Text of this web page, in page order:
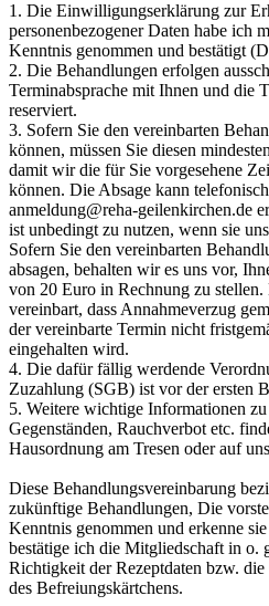
1. Die Einwilligungserklärung zur
personenbezogener Daten habe ich
Kenntnis genommen und bestätigt
2. Die Behandlungen erfolgen
Terminabsprache mit Ihnen und die
reserviert.
3. Sofern Sie den vereinbarten
können, müssen Sie diesen
damit wir die für Sie vorgesehene
können. Die Absage kann
anmeldung@reha-geilenkirchen.de
ist unbedingt zu nutzen, wenn sie
Sofern Sie den vereinbarten
absagen, behalten wir es uns vor,
von 20 Euro in Rechnung zu
vereinbart, dass Annahmeverzug
der vereinbarte Termin nicht
eingehalten wird.
4. Die dafür fällig werdende
Zuzahlung (SGB) ist vor der ersten
5. Weitere wichtige Informationen
Gegenständen, Rauchverbot etc.
Hausordnung am Tresen oder auf
Diese Behandlungsvereinbarung
zukünftige Behandlungen, Die
Kenntnis genommen und erkenne
bestätige ich die Mitgliedschaft in o.
Richtigkeit der Rezeptdaten bzw.
des Befreiungskärtchens.